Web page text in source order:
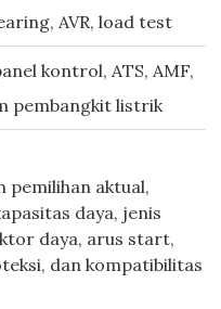
AVR, load test
kontrol, ATS, AMF,
pembangkit listrik
pemilihan aktual,
daya, jenis
daya, arus start,
dan kompatibilitas